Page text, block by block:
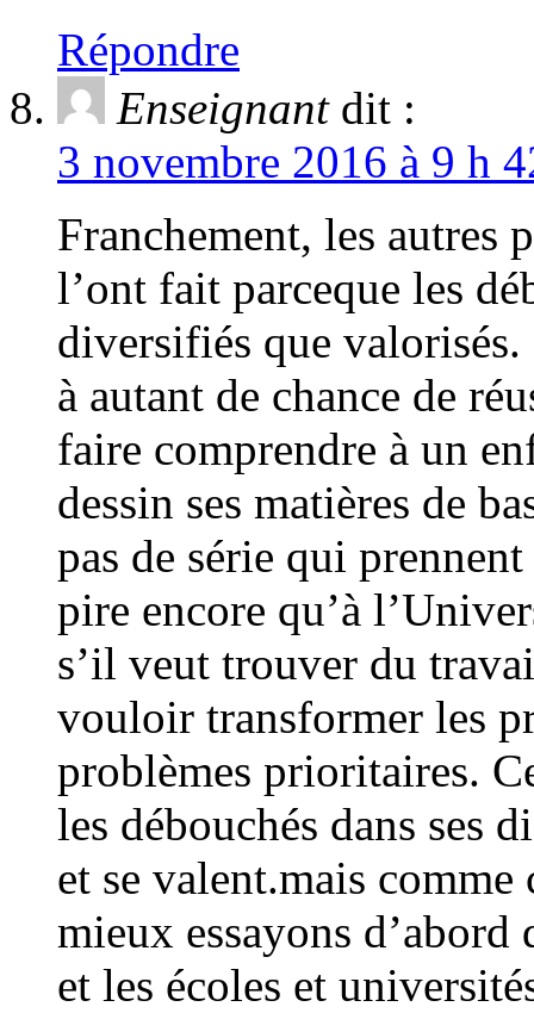
Répondre
Enseignant dit :
3 novembre 2016 à 9 h
Franchement, les autres
l’ont fait parceque les
diversifiés que
à autant de chance de
faire comprendre à un
dessin ses matières de
pas de série qui
pire encore qu’à
s’il veut trouver du
vouloir transformer les
problèmes prioritaires.
les débouchés dans ses
et se valent.mais comme
mieux essayons d’abord
et les écoles et